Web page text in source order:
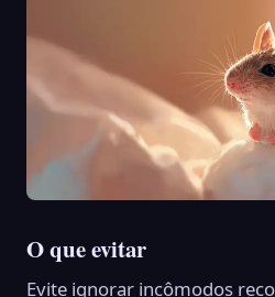
O que evitar
Evite ignorar incômodos